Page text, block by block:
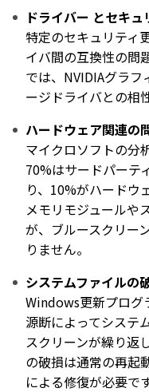
ドライバー とセキ
特定のセキュリティ
イバ間の互換性の問
では、NVIDIAグラ
ージドライバとの相
ハードウェア関連の
マイクロソフトの分
70%はサードパーテ
り、10%がハードウ
メモリモジュールや
が、ブルースクリー
りません。
システムファイルの
Windows更新プログ
源断によってシステ
スクリーンが繰り返
の破損は通常の再起
による修復が必要です